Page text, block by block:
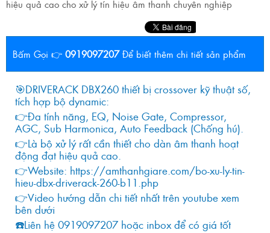
hiệu quả cao cho xử lý tín hiệu âm thanh chuyên nghiệp
Bấm Gọi 👉 0919097207 Để biết thêm chi tiết sản phẩm
🎯DRIVERACK DBX260 thiết bị crossover kỹ thuật số,
tích hợp bộ dynamic:
👉Đa tính năng, EQ, Noise Gate, Compressor,
AGC, Sub Harmonica, Auto Feedback (Chống hú).
👉Là bộ xử lý rất cần thiết cho dàn âm thanh hoạt
động đạt hiệu quả cao.
👉Website: https://amthanhgiare.com/bo-xu-ly-tin-
hieu-dbx-driverack-260-b11.php
👉Video hướng dẫn chi tiết nhất trên youtube xem
bên dưới
☎️Liên hệ 0919097207 hoặc inbox để có giá tốt